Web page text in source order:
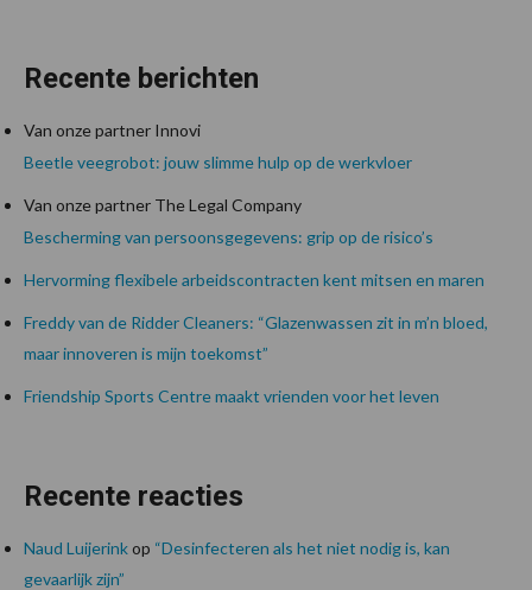
Recente berichten
Van onze partner Innovi
Beetle veegrobot: jouw slimme hulp op de werkvloer
Van onze partner The Legal Company
Bescherming van persoonsgegevens: grip op de risico’s
Hervorming flexibele arbeidscontracten kent mitsen en maren
Freddy van de Ridder Cleaners: “Glazenwassen zit in m’n bloed,
maar innoveren is mijn toekomst”
Friendship Sports Centre maakt vrienden voor het leven
Recente reacties
Naud Luijerinkop “Desinfecteren als het niet nodig is, kan
gevaarlijk zijn”